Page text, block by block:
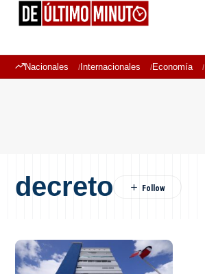
Nacionales Internacionales Economía
decreto